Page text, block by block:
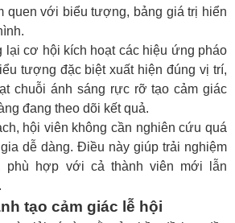
quen với biểu tượng, bảng giá trị hiển
lại cơ hội kích hoạt các hiệu ứng pháo
tượng đặc biệt xuất hiện đúng vị trí,
chuỗi ánh sáng rực rỡ tạo cảm giác
đang theo dõi kết quả.
hội viên không cần nghiên cứu quá
dễ dàng. Điều này giúp trải nghiệm
phù hợp với cả thành viên mới lẫn
tạo cảm giác lễ hội